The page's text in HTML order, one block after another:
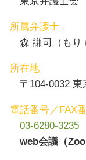
所属弁護士
森 謙司（もり
所在地
〒104-0032
電話番号／FAX
03-6280-3235
web会議（